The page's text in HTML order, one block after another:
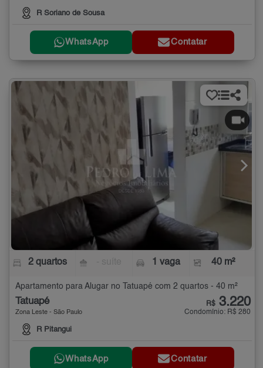
R Soriano de Sousa
WhatsApp Contatar
2 quartos 1 vaga 40 m²
Apartamento para Alugar no Tatuapé com 2 quartos - 40 m²
Tatuapé
Zona Leste - São Paulo
R Pitangui
R$ 3.220
Condomínio: R$ 280
WhatsApp Contatar